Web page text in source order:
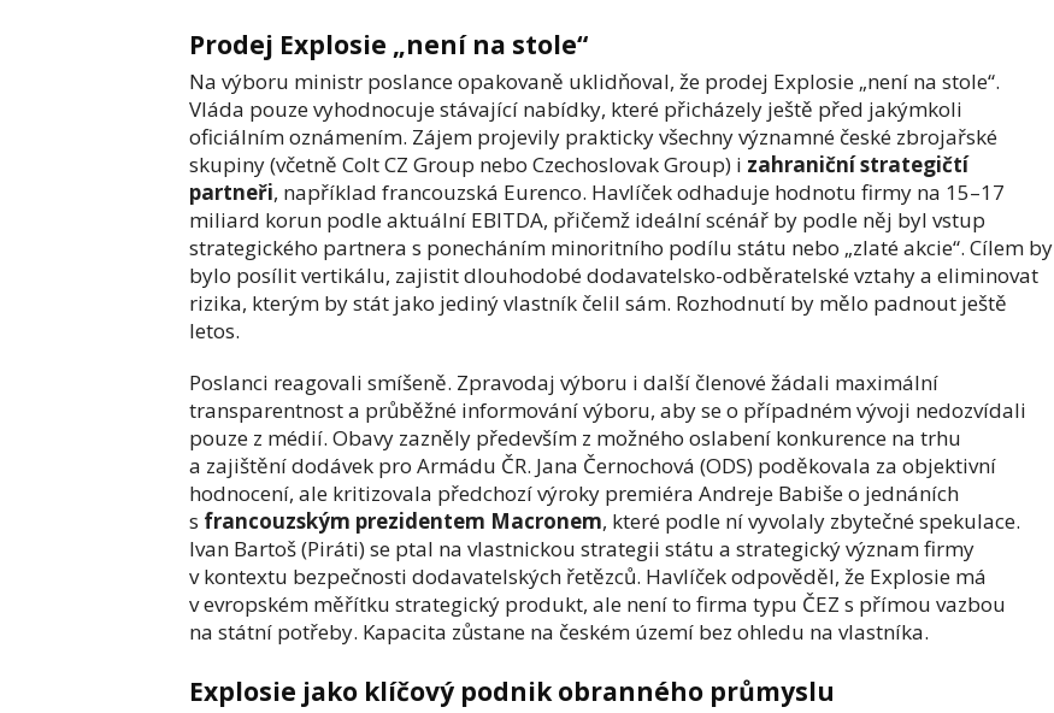
Prodej Explosie „není na stole“
Na výboru ministr poslance opakovaně uklidňoval, že prodej Explosie „není na stole“.
Vláda pouze vyhodnocuje stávající nabídky, které přicházely ještě před jakýmkoli
oficiálním oznámením. Zájem projevily prakticky všechny významné české zbrojařské
skupiny (včetně Colt CZ Group nebo Czechoslovak Group) i zahraniční strategičtí
partneři, například francouzská Eurenco. Havlíček odhaduje hodnotu firmy na 15–17
miliard korun podle aktuální EBITDA, přičemž ideální scénář by podle něj byl vstup
strategického partnera s ponecháním minoritního podílu státu nebo „zlaté akcie“. Cílem by
bylo posílit vertikálu, zajistit dlouhodobé dodavatelsko-odběratelské vztahy a eliminovat
rizika, kterým by stát jako jediný vlastník čelil sám. Rozhodnutí by mělo padnout ještě
letos.
Poslanci reagovali smíšeně. Zpravodaj výboru i další členové žádali maximální
transparentnost a průběžné informování výboru, aby se o případném vývoji nedozvídali
pouze z médií. Obavy zazněly především z možného oslabení konkurence na trhu
a zajištění dodávek pro Armádu ČR. Jana Černochová (ODS) poděkovala za objektivní
hodnocení, ale kritizovala předchozí výroky premiéra Andreje Babiše o jednáních
s francouzským prezidentem Macronem, které podle ní vyvolaly zbytečné spekulace.
Ivan Bartoš (Piráti) se ptal na vlastnickou strategii státu a strategický význam firmy
v kontextu bezpečnosti dodavatelských řetězců. Havlíček odpověděl, že Explosie má
v evropském měřítku strategický produkt, ale není to firma typu ČEZ s přímou vazbou
na státní potřeby. Kapacita zůstane na českém území bez ohledu na vlastníka.
Explosie jako klíčový podnik obranného průmyslu